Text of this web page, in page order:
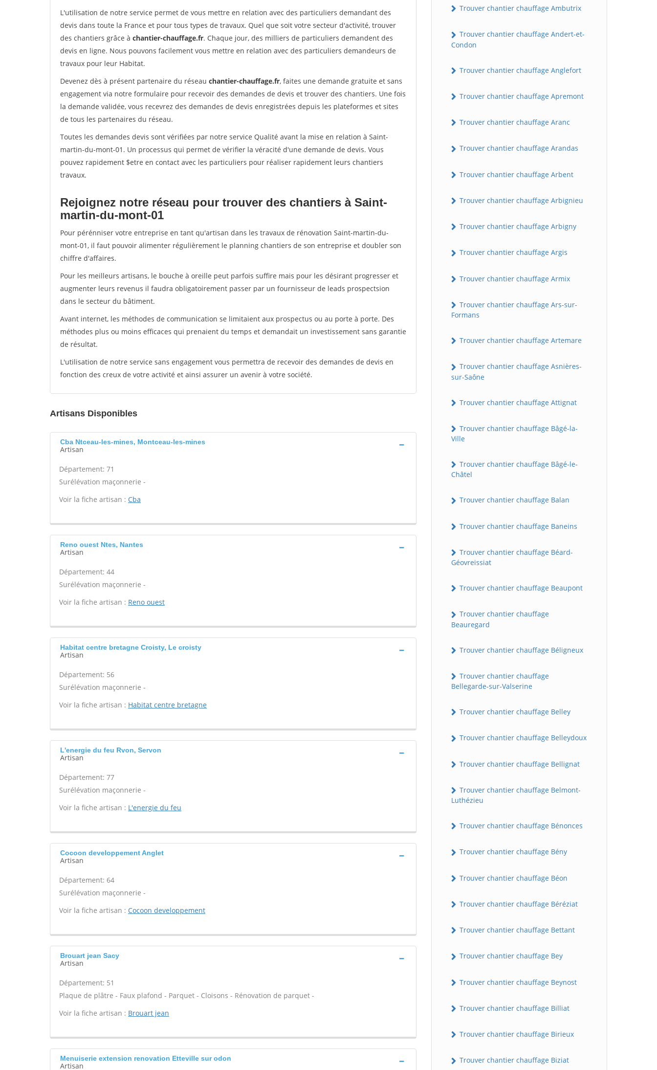
L'utilisation de notre service permet de vous mettre en relation avec des particuliers demandant des
devis dans toute la France et pour tous types de travaux. Quel que soit votre secteur d'activité, trouver
des chantiers grâce à chantier-chauffage.fr. Chaque jour, des milliers de particuliers demandent des
devis en ligne. Nous pouvons facilement vous mettre en relation avec des particuliers demandeurs de
travaux pour leur Habitat.
Devenez dès à présent partenaire du réseau chantier-chauffage.fr, faites une demande gratuite et sans
engagement via notre formulaire pour recevoir des demandes de devis et trouver des chantiers. Une fois
la demande validée, vous recevrez des demandes de devis enregistrées depuis les plateformes et sites
de tous les partenaires du réseau.
Toutes les demandes devis sont vérifiées par notre service Qualité avant la mise en relation à Saint-
martin-du-mont-01. Un processus qui permet de vérifier la véracité d'une demande de devis. Vous
pouvez rapidement $etre en contact avec les particuliers pour réaliser rapidement leurs chantiers
travaux.
Rejoignez notre réseau pour trouver des chantiers à Saint-
martin-du-mont-01
Pour pérénniser votre entreprise en tant qu'artisan dans les travaux de rénovation Saint-martin-du-
mont-01, il faut pouvoir alimenter régulièrement le planning chantiers de son entreprise et doubler son
chiffre d'affaires.
Pour les meilleurs artisans, le bouche à oreille peut parfois suffire mais pour les désirant progresser et
augmenter leurs revenus il faudra obligatoirement passer par un fournisseur de leads prospectsion
dans le secteur du bâtiment.
Avant internet, les méthodes de communication se limitaient aux prospectus ou au porte à porte. Des
méthodes plus ou moins efficaces qui prenaient du temps et demandait un investissement sans garantie
de résultat.
L'utilisation de notre service sans engagement vous permettra de recevoir des demandes de devis en
fonction des creux de votre activité et ainsi assurer un avenir à votre société.
Artisans Disponibles
Cba Ntceau-les-mines, Montceau-les-mines
Artisan
Département: 71
Surélévation maçonnerie -
Voir la fiche artisan : Cba
Reno ouest Ntes, Nantes
Artisan
Département: 44
Surélévation maçonnerie -
Voir la fiche artisan : Reno ouest
Habitat centre bretagne Croisty, Le croisty
Artisan
Département: 56
Surélévation maçonnerie -
Voir la fiche artisan : Habitat centre bretagne
L'energie du feu Rvon, Servon
Artisan
Département: 77
Surélévation maçonnerie -
Voir la fiche artisan : L'energie du feu
Cocoon developpement Anglet
Artisan
Département: 64
Surélévation maçonnerie -
Voir la fiche artisan : Cocoon developpement
Brouart jean Sacy
Artisan
Département: 51
Plaque de plâtre - Faux plafond - Parquet - Cloisons - Rénovation de parquet -
Voir la fiche artisan : Brouart jean
Menuiserie extension renovation Etteville sur odon
Artisan
Trouver chantier chauffage Ambutrix
Trouver chantier chauffage Andert-et-
Condon
Trouver chantier chauffage Anglefort
Trouver chantier chauffage Apremont
Trouver chantier chauffage Aranc
Trouver chantier chauffage Arandas
Trouver chantier chauffage Arbent
Trouver chantier chauffage Arbignieu
Trouver chantier chauffage Arbigny
Trouver chantier chauffage Argis
Trouver chantier chauffage Armix
Trouver chantier chauffage Ars-sur-
Formans
Trouver chantier chauffage Artemare
Trouver chantier chauffage Asnières-
sur-Saône
Trouver chantier chauffage Attignat
Trouver chantier chauffage Bâgé-la-
Ville
Trouver chantier chauffage Bâgé-le-
Châtel
Trouver chantier chauffage Balan
Trouver chantier chauffage Baneins
Trouver chantier chauffage Béard-
Géovreissiat
Trouver chantier chauffage Beaupont
Trouver chantier chauffage
Beauregard
Trouver chantier chauffage Béligneux
Trouver chantier chauffage
Bellegarde-sur-Valserine
Trouver chantier chauffage Belley
Trouver chantier chauffage Belleydoux
Trouver chantier chauffage Bellignat
Trouver chantier chauffage Belmont-
Luthézieu
Trouver chantier chauffage Bénonces
Trouver chantier chauffage Bény
Trouver chantier chauffage Béon
Trouver chantier chauffage Béréziat
Trouver chantier chauffage Bettant
Trouver chantier chauffage Bey
Trouver chantier chauffage Beynost
Trouver chantier chauffage Billiat
Trouver chantier chauffage Birieux
Trouver chantier chauffage Biziat